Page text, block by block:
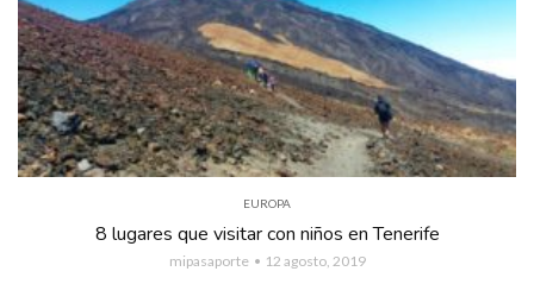
EUROPA
8 lugares que visitar con niños en Tenerife
mipasaporte 12 agosto, 2019